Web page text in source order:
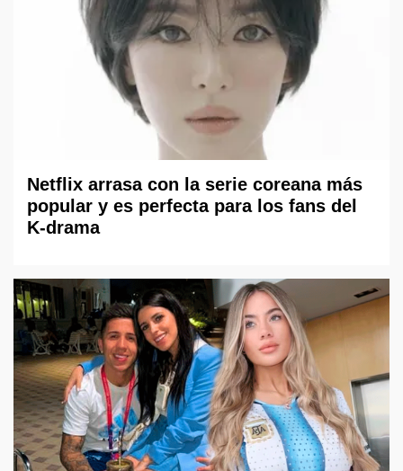
Netflix arrasa con la serie coreana más
popular y es perfecta para los fans del
K-drama